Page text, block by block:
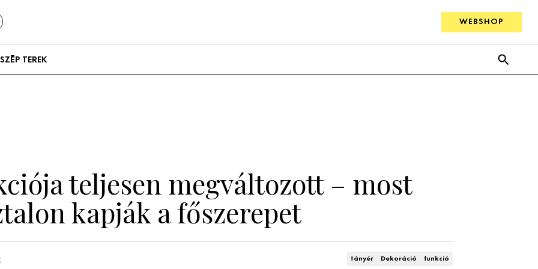
WEBSHOP
SZÉP TEREK
teljesen megváltozott – most
kapják a főszerepet
tányér Dekoráció funkció